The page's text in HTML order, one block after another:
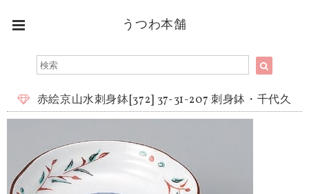
うつわ本舗
赤絵京山水刺身鉢[372] 37-31-207 刺身鉢・千代久